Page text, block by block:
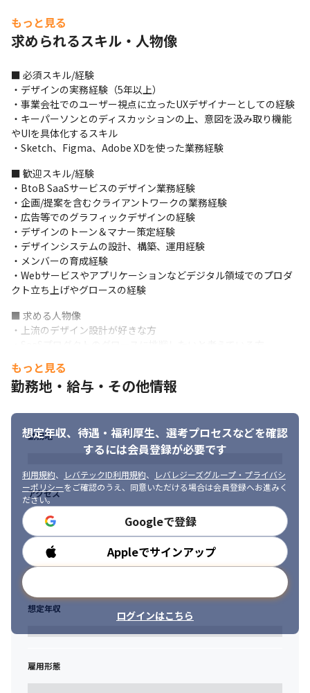
レーションをデザイン）している」と認識しており、ユーザー視
点や体験をフックにより良いデザインを提供することを大切にし
■ この仕事の面白み、魅力
・プロダクトの作り込みを通じてユーザーや飲食産業に貢献する
ことができます
・ユーザーとの距離が近く、使いやすいプロダクトを作る先駆者
として活躍できます
・少数精鋭のため、挑戦の幅が広く、個人のオーナーシップの大
きさが魅力です
・顧客接点が多く、顧客の声を直接聞きながら開発に携わること
ができます
・フットワークの軽さが魅力です
価値あるサービスを、スピード感を維持したまま届け続けられる
状態を目指します。
もっと見る
求められるスキル・人物像
■ 必須スキル/経験
・デザインの実務経験（5年以上）
・事業会社でのユーザー視点に立ったUXデザイナーとしての経験
・キーパーソンとのディスカッションの上、意図を汲み取り機能
やUIを具体化するスキル
・Sketch、Figma、Adobe XDを使った業務経験
■ 歓迎スキル/経験
・BtoB SaaSサービスのデザイン業務経験
・企画/提案を含むクライアントワークの業務経験
・広告等でのグラフィックデザインの経験
・デザインのトーン＆マナー策定経験
・デザインシステムの設計、構築、運用経験
・メンバーの育成経験
・Webサービスやアプリケーションなどデジタル領域でのプロダ
クト立ち上げやグロースの経験
■ 求める人物像
・上流のデザイン設計が好きな方
極的に取り組む姿勢がある方
・ユーザーを深く理解し、常にユーザー視点で課題に向き合える
・指示を待つ受け身の姿勢ではなく、能動的に課題やタスクを探
しに行ける方
・個人の成長だけでなく、チームや事業の成長にも意欲的に協力
もっと見る
勤務地・給与・その他情報
想定年収、待遇・福利厚生、 選考プロセスなどを確認
するには会員登録が必要です
利用規約、 レバテックID利用規約、
レバレジーズグループ・プライバシ
ーポリシーをご確認のうえ、同意いただける場合は会員登録へお進みく
ださい。
Googleで登録
Appleでサインアップ
ログインはこちら
勤務地
アクセス
勤務時間
想定年収
雇用形態